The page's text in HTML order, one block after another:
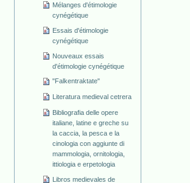
Mélanges d'étimologie
cynégétique
Essais d'étimologie
cynégétique
Nouveaux essais
d'étimologie cynégétique
"Falkentraktate"
Literatura medieval cetrera
Bibliografia delle opere
italiane, latine e greche su
la caccia, la pesca e la
cinologia con aggiunte di
mammologia, ornitologia,
ittiologia e erpetologia
Libros medievales de